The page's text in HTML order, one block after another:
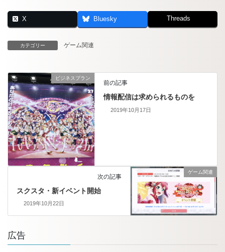
X Bluesky Threads
カテゴリー ゲーム関連
ビジネスプラン
前の記事
情報配信は求められるものを
2019年10月17日
ゲーム関連
次の記事
スクスタ・新イベント開始
2019年10月22日
広告